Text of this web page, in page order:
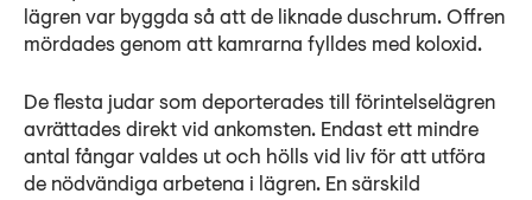
lägren var byggda så att de liknade duschrum. Offren
mördades genom att kamrarna fylldes med koloxid.
De flesta judar som deporterades till förintelselägren
avrättades direkt vid ankomsten. Endast ett mindre
antal fångar valdes ut och hölls vid liv för att utföra
de nödvändiga arbetena i lägren. En särskild